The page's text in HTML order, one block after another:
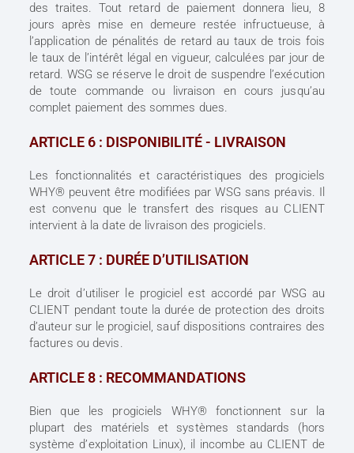
des traites. Tout retard de paiement donnera lieu, 8
jours après mise en demeure restée infructueuse, à
l’application de pénalités de retard au taux de trois fois
le taux de l’intérêt légal en vigueur, calculées par jour de
retard. WSG se réserve le droit de suspendre l’exécution
de toute commande ou livraison en cours jusqu’au
complet paiement des sommes dues.
ARTICLE 6 : DISPONIBILITÉ - LIVRAISON
Les fonctionnalités et caractéristiques des progiciels
WHY® peuvent être modifiées par WSG sans préavis. Il
est convenu que le transfert des risques au CLIENT
intervient à la date de livraison des progiciels.
ARTICLE 7 : DURÉE D’UTILISATION
Le droit d’utiliser le progiciel est accordé par WSG au
CLIENT pendant toute la durée de protection des droits
d’auteur sur le progiciel, sauf dispositions contraires des
factures ou devis.
ARTICLE 8 : RECOMMANDATIONS
Bien que les progiciels WHY® fonctionnent sur la
plupart des matériels et systèmes standards (hors
système d’exploitation Linux), il incombe au CLIENT de